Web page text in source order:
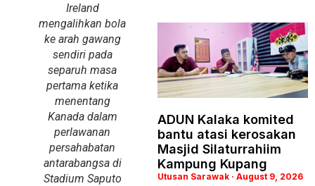
Ireland
mengalihkan bola
ke arah gawang
sendiri pada
separuh masa
pertama ketika
menentang
Kanada dalam
perlawanan
persahabatan
antarabangsa di
Stadium Saputo
ADUN Kalaka komited
bantu atasi kerosakan
Masjid Silaturrahiim
Kampung Kupang
Utusan Sarawak August 9, 2026